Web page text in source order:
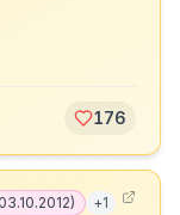
176
03.10.2012) +1